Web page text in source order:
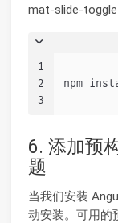
mat-slide-toggle
1
2
3
npm
6. 添加预
题
当我们安装
动安装。可用的